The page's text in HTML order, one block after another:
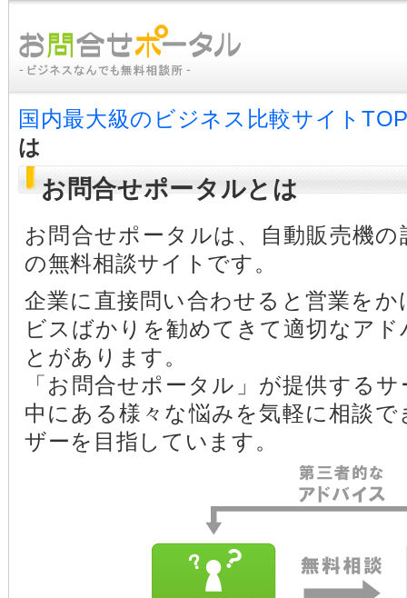
国内最大級のビジネス比較サイト
は
お問合せポータルとは
お問合せポータルは、自動販売機
の無料相談サイトです。
企業に直接問い合わせると営業を
ビスばかりを勧めてきて適切なア
とがあります。
「お問合せポータル」が提供する
中にある様々な悩みを気軽に相談
ザーを目指しています。